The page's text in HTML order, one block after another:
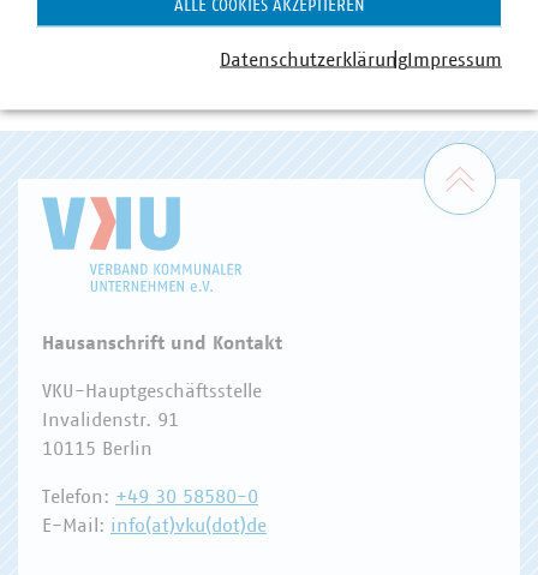
DIGITALISIERUNG/TK
Zum
Hausanschrift und Kontakt
VKU-Hauptgeschäftsstelle
Invalidenstr. 91
10115 Berlin
Telefon: +49 30 58580-0
E-Mail: info(at)vku(dot)de
ALLE COOKIES AKZEPTIEREN
DatenschutzerklärungImpressum